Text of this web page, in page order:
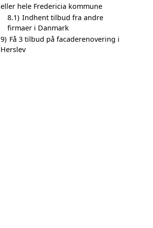
eller hele Fredericia kommune
8.1) Indhent tilbud fra andre
firmaer i Danmark
9) Få 3 tilbud på facaderenovering i
Herslev